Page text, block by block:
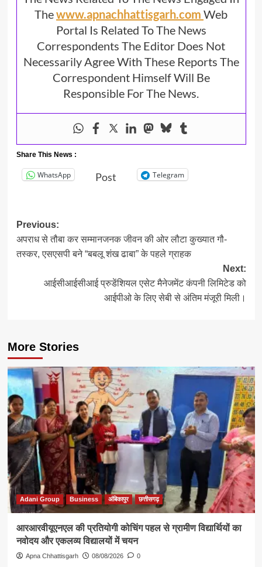
Thewww.apnachhattisgarh.com Web
Portal Is Related To The News
Correspondents The Editor Does Not
Necessarily Agree With These Reports The
Correspondent Himself Will Be
Responsible For The News.
Share This News :
WhatsApp Post Telegram
Post
navigation
Previous:
अपराध से तौबा कर सम्मानजनक जीवन की ओर लौटा कुख्यात गौ-
तस्कर, एसएसपी बने “बबलू शंख ढाबा” के पहले ग्राहक
Next:
आईसीआईसीआई प्रुडेंशियल एसेट मैनेजमेंट कंपनी लिमिटेड को
आईपीओ के लिए सेबी से अंतिम मंजूरी मिली।
More Stories
Adani Group Business अंबिकापुर छत्तीसगढ़
आरआरवीयूएनएल की प्रतियोगी कोचिंग पहल से ग्रामीण विद्यार्थियों का
नवोदय और एकलव्य विद्यालयों में चयन
Apna Chhattisgarh 08/08/2026 0